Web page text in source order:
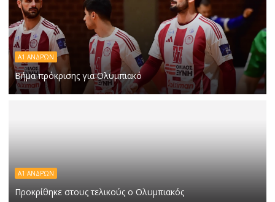
Α1 ΑΝΔΡΏΝ
Βήμα πρόκρισης για Ολυμπιακό
Α1 ΑΝΔΡΏΝ
Προκρίθηκε στους τελικούς ο Ολυμπιακός